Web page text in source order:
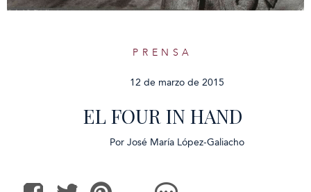
PRENSA
12 de marzo de 2015
EL FOUR IN HAND
Por José María López-Galiacho